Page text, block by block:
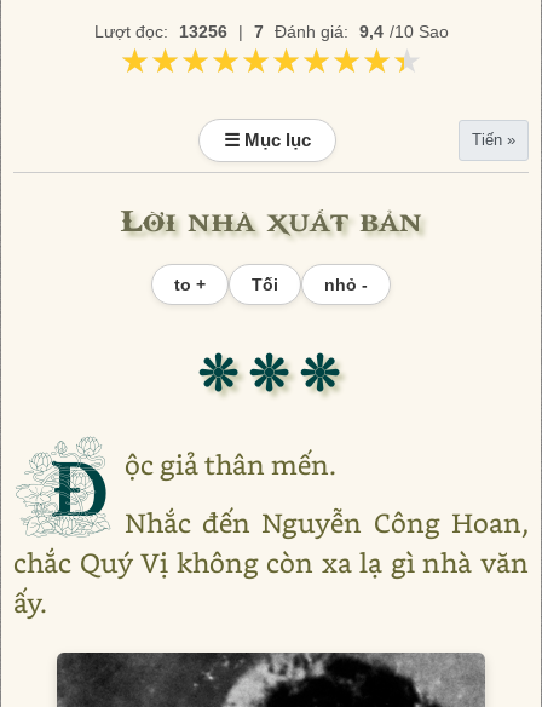
Lượt đọc: 13256 | 7 Đánh giá: 9,4 /10 Sao
★★★★★★★★★★
★★★★★★★★★★
☰ Mục lục Tiến »
Lời nhà xuất bản
to + Tối nhỏ -
❊ ❊ ❊
Đ ộc giả thân mến.
Nhắc đến Nguyễn Công Hoan,
chắc Quý Vị không còn xa lạ gì nhà văn
ấy.